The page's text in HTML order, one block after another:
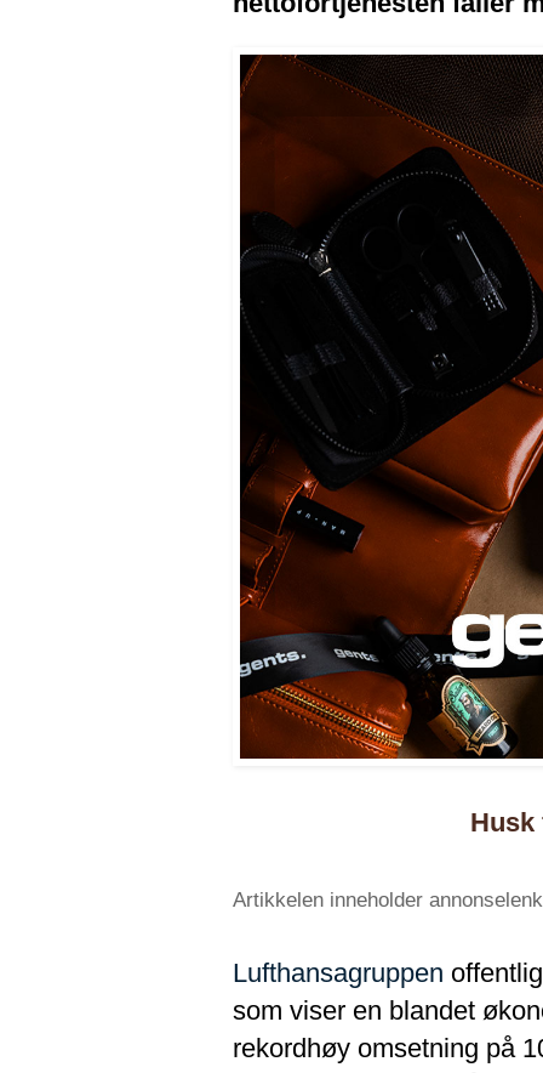
Husk
Artikkelen inneholder
Lufthansagruppen
som viser en blandet
rekordhøy omsetning på